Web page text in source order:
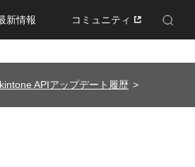
新情報 コミュニティ
Enhanced by Google
kintone APIアップデート履歴